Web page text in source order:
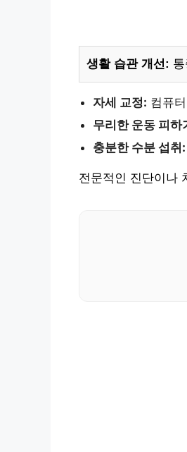
생활 습관 개선:
자세 교정: 컴퓨
무리한 운동 피하
충분한 수분 섭취:
전문적인 진단이나